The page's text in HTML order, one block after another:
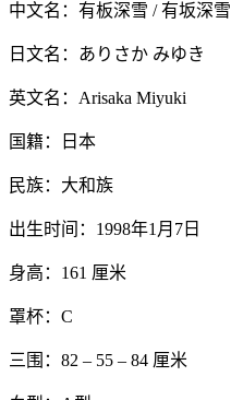
中文名：有板深雪 / 有坂深雪
日文名：ありさか みゆき
英文名：Arisaka Miyuki
国籍：日本
民族：大和族
出生时间：1998年1月7日
身高：161 厘米
罩杯：C
三围：82 – 55 – 84 厘米